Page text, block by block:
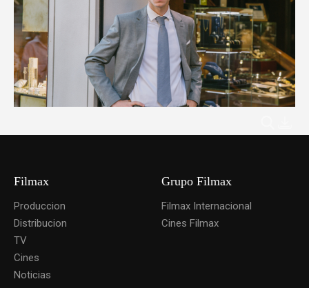
Filmax
Produccion
Distribucion
TV
Cines
Noticias
Grupo Filmax
Filmax Internacional
Cines Filmax